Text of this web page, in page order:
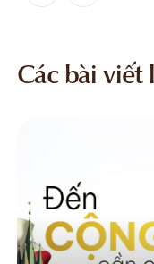
Các bài viết